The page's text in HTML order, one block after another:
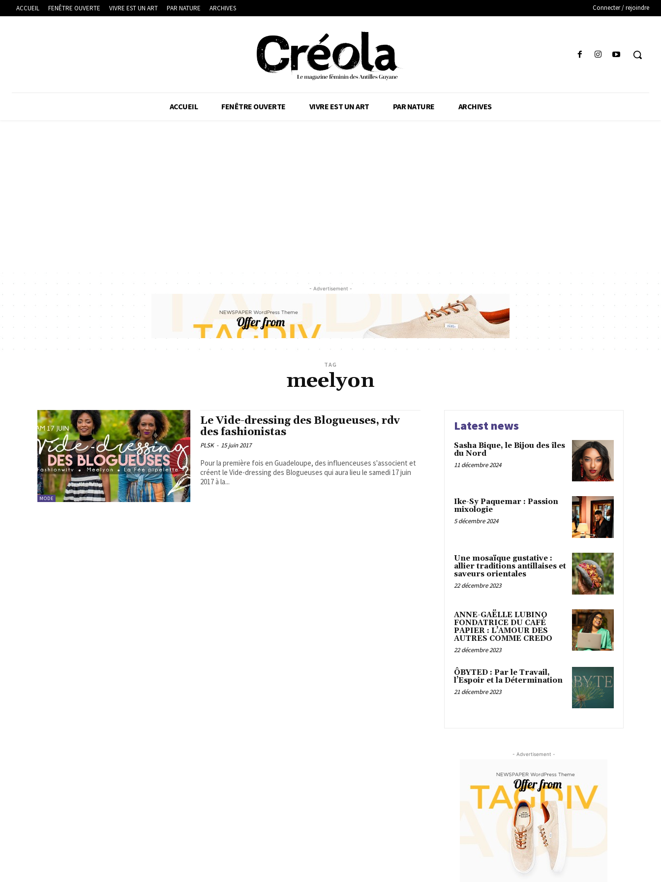
ACCUEIL FENÊTRE OUVERTE VIVRE EST UN ART PAR NATURE ARCHIVES Connecter / rejoindre
ACCUEIL FENÊTRE OUVERTE VIVRE EST UN ART PAR NATURE ARCHIVES
- Advertisement -
TAG
meelyon
MODE
Le Vide-dressing des Blogueuses, rdv
des fashionistas
PLSK - 15 juin 2017
Pour la première fois en Guadeloupe, des influenceuses s'associent et
créent le Vide-dressing des Blogueuses qui aura lieu le samedi 17 juin
2017 à la...
Latest news
Sasha Bique, le Bijou des îles
du Nord
11 décembre 2024
Ike-Sy Paquemar : Passion
mixologie
5 décembre 2024
Une mosaïque gustative :
allier traditions antillaises et
saveurs orientales
22 décembre 2023
ANNE-GAËLLE LUBINO
FONDATRICE DU CAFÉ
PAPIER : L’AMOUR DES
AUTRES COMME CREDO
22 décembre 2023
ÔBYTED : Par le Travail,
l’Espoir et la Détermination
21 décembre 2023
- Advertisement -